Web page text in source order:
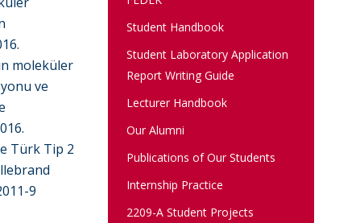
moleküler
ve
Türk Tip 2
9
Student Handbook
Student Laboratory Application
Report Writing Guide
Lecturer Handbook
Our Alumni
Publications of Our Students
Internship Practice
2209-A Student Projects